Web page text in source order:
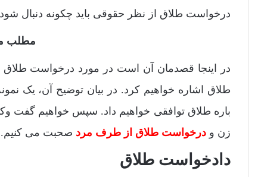
درخواست طلاق از نظر حقوقی باید چکونه دنبال
مطلب
در اینجا قصدمان آن است در مورد درخواست طلاق
طلاق اشاره خواهیم کرد. در بیان توضیح آن، یک
باره طلاق توافقی خواهیم داد. سپس خواهیم گفت
زن و درخواست طلاق از طرف مرد صحبت می کنیم.
دادخواست طلاق